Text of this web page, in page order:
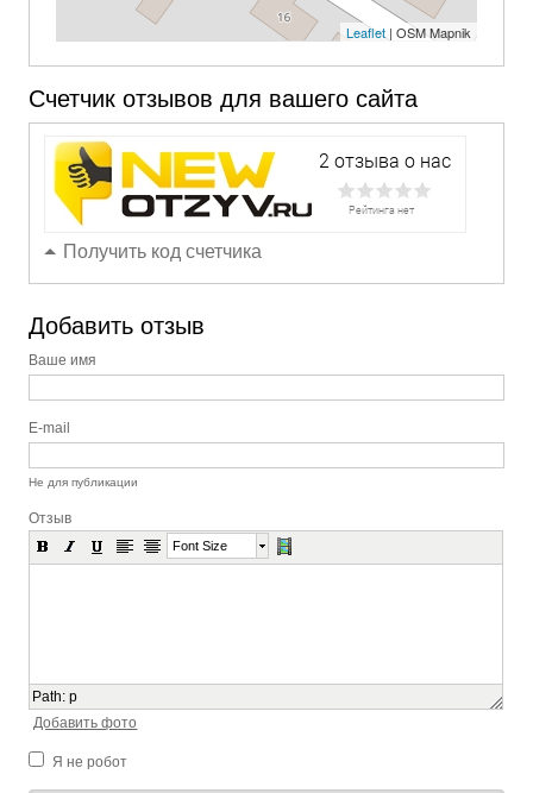
Leaflet| OSM Mapnik
Счетчик отзывов для вашего сайта
Получить код счетчика
Добавить отзыв
Ваше имя
E-mail
Не для публикации
Отзыв
Font Size
Path:p
Добавить фото
Я не робот